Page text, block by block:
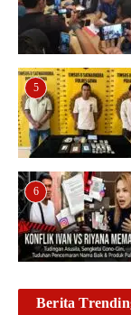
5
6
Berita